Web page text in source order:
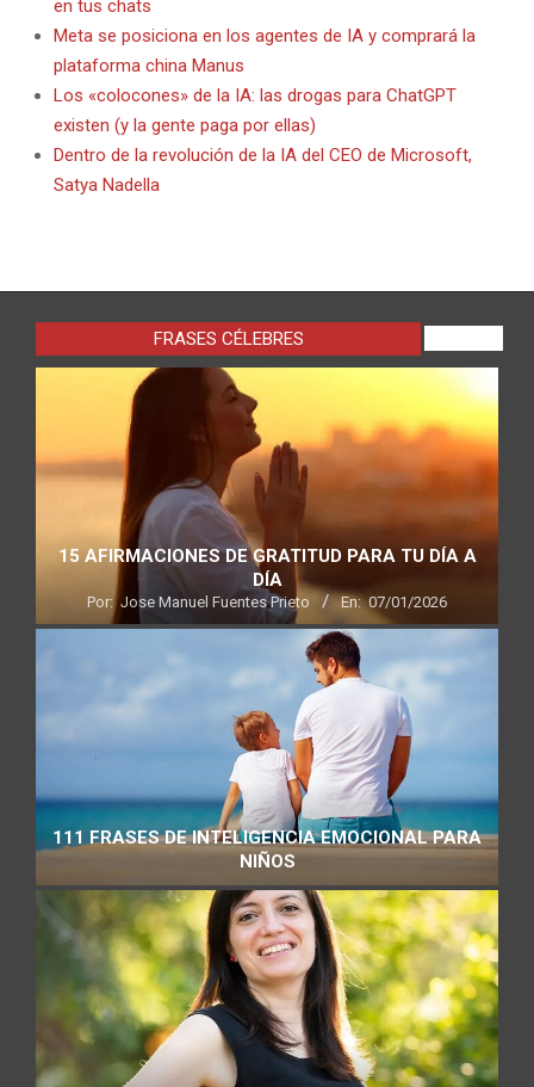
en tus chats
Meta se posiciona en los agentes de IA y comprará la
plataforma china Manus
Los «colocones» de la IA: las drogas para ChatGPT
existen (y la gente paga por ellas)
Dentro de la revolución de la IA del CEO de Microsoft,
Satya Nadella
FRASES CÉLEBRES
15 AFIRMACIONES DE GRATITUD PARA TU DÍA A
DÍA
Por: Jose Manuel Fuentes Prieto En: 07/01/2026
111 FRASES DE INTELIGENCIA EMOCIONAL PARA
NIÑOS